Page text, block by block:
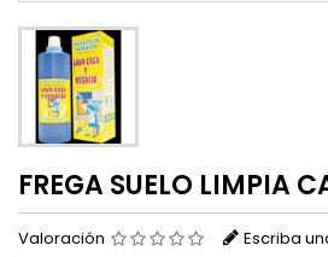
FREGA SUELO LIMPIA
Valoración Escriba